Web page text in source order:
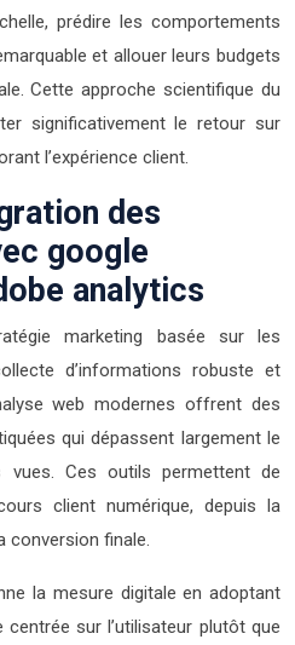
prédire les comportements
et allouer leurs budgets
Cette approche scientifique du
significativement le retour sur
l’expérience client.
des
google
analytics
marketing basée sur les
d’informations robuste et
web modernes offrent des
qui dépassent largement le
vues. Ces outils permettent de
client numérique, depuis la
conversion finale.
la mesure digitale en adoptant
sur l’utilisateur plutôt que